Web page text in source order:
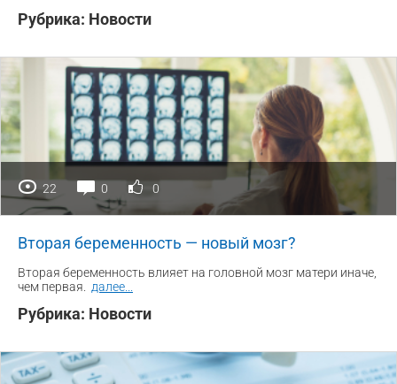
Рубрика: Новости
22 0 0
Вторая беременность — новый мозг?
Вторая беременность влияет на головной мозг матери иначе,
чем первая.
далее
Рубрика: Новости